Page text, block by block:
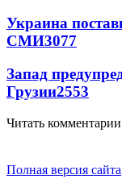
Украина
СМИ3077
Запад
Грузии2553
Читать комментарии
Полная версия сайта